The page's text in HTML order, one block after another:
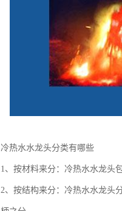
冷热水水龙头分类有哪些
1、按材料来分：冷热水水龙头
2、按结构来分：冷热水水龙头